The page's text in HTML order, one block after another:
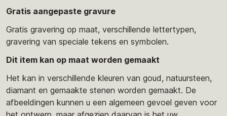
Gratis aangepaste gravure
Gratis gravering op maat, verschillende lettertypen,
gravering van speciale tekens en symbolen.
Dit item kan op maat worden gemaakt
Het kan in verschillende kleuren van goud, natuursteen,
diamant en gemaakte stenen worden gemaakt. De
afbeeldingen kunnen u een algemeen gevoel geven voor